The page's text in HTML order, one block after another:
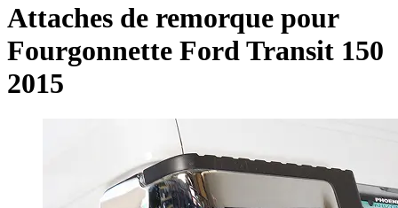
Attaches de remorque pour
Fourgonnette Ford Transit 150
2015